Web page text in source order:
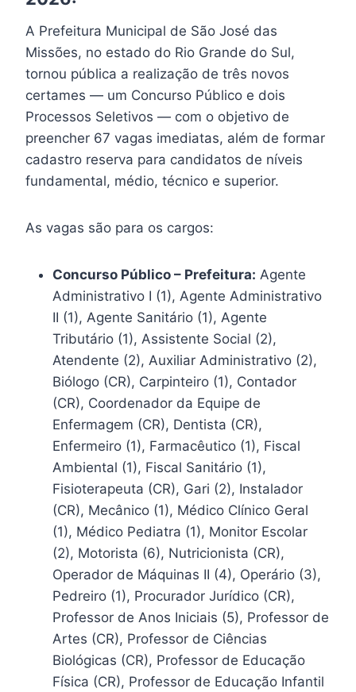
A Prefeitura Municipal de São José das
Missões, no estado do Rio Grande do Sul,
tornou pública a realização de três novos
certames — um Concurso Público e dois
Processos Seletivos — com o objetivo de
preencher 67 vagas imediatas, além de formar
cadastro reserva para candidatos de níveis
fundamental, médio, técnico e superior.
As vagas são para os cargos:
Concurso Público – Prefeitura: Agente
Administrativo I (1), Agente Administrativo
II (1), Agente Sanitário (1), Agente
Tributário (1), Assistente Social (2),
Atendente (2), Auxiliar Administrativo (2),
Biólogo (CR), Carpinteiro (1), Contador
(CR), Coordenador da Equipe de
Enfermagem (CR), Dentista (CR),
Enfermeiro (1), Farmacêutico (1), Fiscal
Ambiental (1), Fiscal Sanitário (1),
Fisioterapeuta (CR), Gari (2), Instalador
(CR), Mecânico (1), Médico Clínico Geral
(1), Médico Pediatra (1), Monitor Escolar
(2), Motorista (6), Nutricionista (CR),
Operador de Máquinas II (4), Operário (3),
Pedreiro (1), Procurador Jurídico (CR),
Professor de Anos Iniciais (5), Professor de
Artes (CR), Professor de Ciências
Biológicas (CR), Professor de Educação
Física (CR), Professor de Educação Infantil